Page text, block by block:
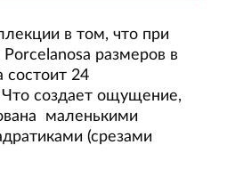
в том, что при
размеров в
состоит 24
Что создает ощущение,
маленькими
(срезами